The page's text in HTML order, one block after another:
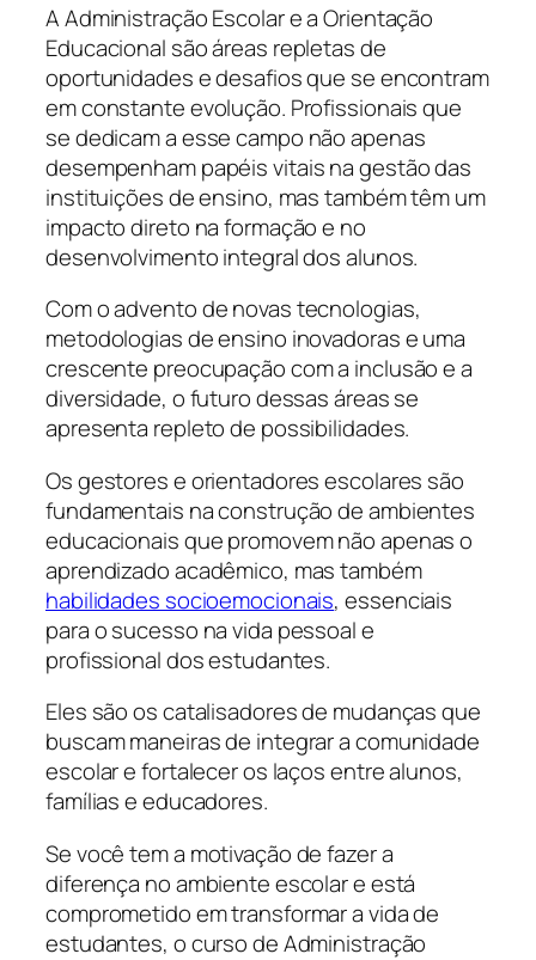
A Administração Escolar e a Orientação
Educacional são áreas repletas de
oportunidades e desafios que se encontram
em constante evolução. Profissionais que
se dedicam a esse campo não apenas
desempenham papéis vitais na gestão das
instituições de ensino, mas também têm um
impacto direto na formação e no
desenvolvimento integral dos alunos.
Com o advento de novas tecnologias,
metodologias de ensino inovadoras e uma
crescente preocupação com a inclusão e a
diversidade, o futuro dessas áreas se
apresenta repleto de possibilidades.
Os gestores e orientadores escolares são
fundamentais na construção de ambientes
educacionais que promovem não apenas o
aprendizado acadêmico, mas também
habilidades socioemocionais, essenciais
para o sucesso na vida pessoal e
profissional dos estudantes.
Eles são os catalisadores de mudanças que
buscam maneiras de integrar a comunidade
escolar e fortalecer os laços entre alunos,
famílias e educadores.
Se você tem a motivação de fazer a
diferença no ambiente escolar e está
comprometido em transformar a vida de
estudantes, o curso de Administração